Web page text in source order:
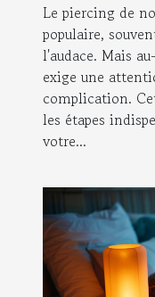
Le piercing de
populaire,
l'audace. Mais
exige une
complication.
les étapes
votre...